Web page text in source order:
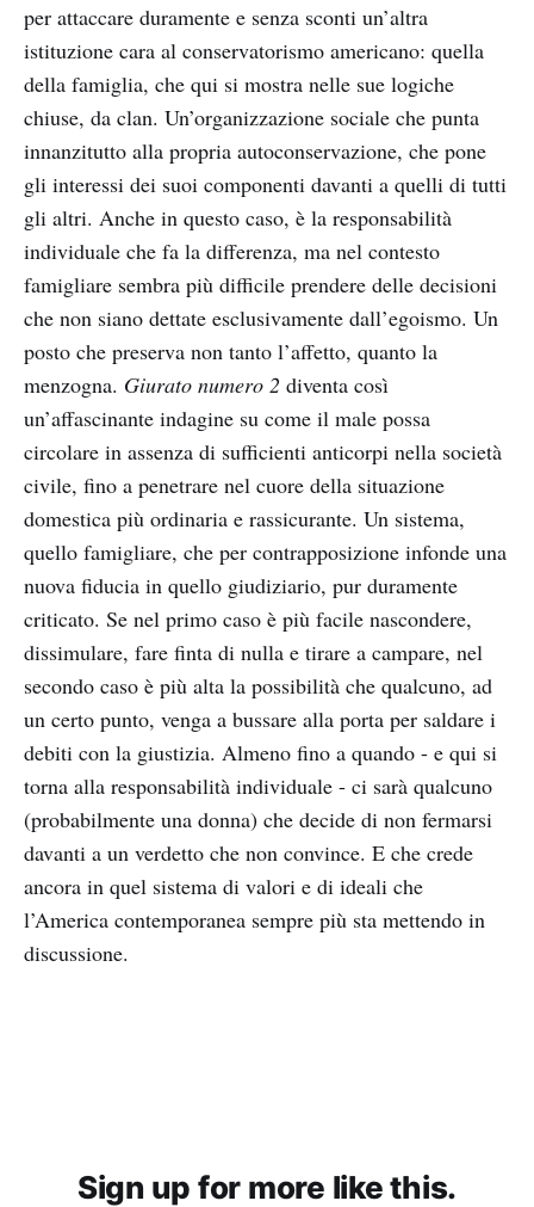
per attaccare duramente e senza sconti un’altra
istituzione cara al conservatorismo americano: quella
della famiglia, che qui si mostra nelle sue logiche
chiuse, da clan. Un’organizzazione sociale che punta
innanzitutto alla propria autoconservazione, che pone
gli interessi dei suoi componenti davanti a quelli di tutti
gli altri. Anche in questo caso, è la responsabilità
individuale che fa la differenza, ma nel contesto
famigliare sembra più difficile prendere delle decisioni
che non siano dettate esclusivamente dall’egoismo. Un
posto che preserva non tanto l’affetto, quanto la
menzogna. Giurato numero 2 diventa così
un’affascinante indagine su come il male possa
circolare in assenza di sufficienti anticorpi nella società
civile, fino a penetrare nel cuore della situazione
domestica più ordinaria e rassicurante. Un sistema,
quello famigliare, che per contrapposizione infonde una
nuova fiducia in quello giudiziario, pur duramente
criticato. Se nel primo caso è più facile nascondere,
dissimulare, fare finta di nulla e tirare a campare, nel
secondo caso è più alta la possibilità che qualcuno, ad
un certo punto, venga a bussare alla porta per saldare i
debiti con la giustizia. Almeno fino a quando - e qui si
torna alla responsabilità individuale - ci sarà qualcuno
(probabilmente una donna) che decide di non fermarsi
davanti a un verdetto che non convince. E che crede
ancora in quel sistema di valori e di ideali che
l’America contemporanea sempre più sta mettendo in
discussione.
Sign up for more like this.